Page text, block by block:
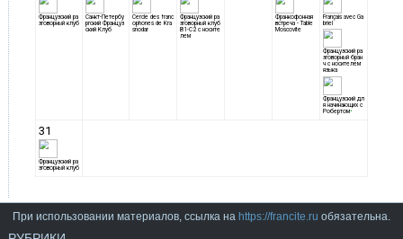
При использовании материалов, ссылка на https://francite.ru обязательна.